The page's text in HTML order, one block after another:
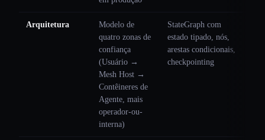
Arquitetura
Modelo de
quatro zonas de
confiança
(Usuário →
Mesh Host →
Contêineres de
Agente, mais
operador-ou-
interna)
StateGraph com
estado tipado, nós,
arestas condicionais,
checkpointing